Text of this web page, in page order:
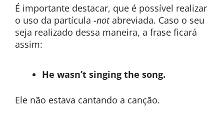
É importante destacar, que é possível realizar
o uso da partícula -notabreviada. Caso o seu
seja realizado dessa maneira, a frase ficará
assim:
He wasn’t singing the song.
Ele não estava cantando a canção.